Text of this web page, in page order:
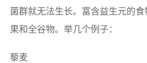
菌群就无法生长。富含益生元的
果和全谷物。举几个例子：
藜麦